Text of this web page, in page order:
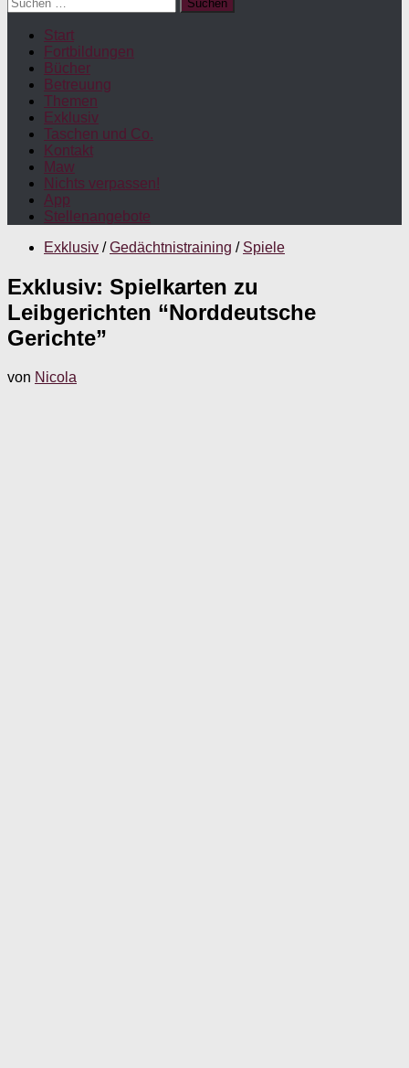
nach:
Start
Fortbildungen
Bücher
Betreuung
Themen
Exklusiv
Taschen und Co.
Kontakt
Maw
Nichts verpassen!
App
Stellenangebote
Exklusiv / Gedächtnistraining / Spiele
Exklusiv: Spielkarten zu
Leibgerichten “Norddeutsche
Gerichte”
von Nicola